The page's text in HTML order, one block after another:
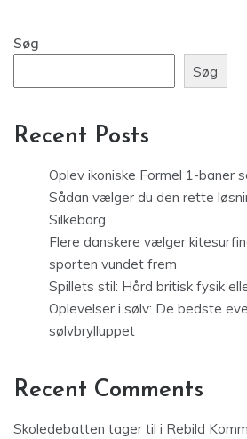
Søg
Søg
Recent Posts
Oplev ikoniske Formel 1-baner
Sådan vælger du den rette
Silkeborg
Flere danskere vælger
sporten vundet frem
Spillets stil: Hård britisk fysik
Oplevelser i sølv: De bedste
sølvbrylluppet
Recent Comments
Skoledebatten tager til i Rebild